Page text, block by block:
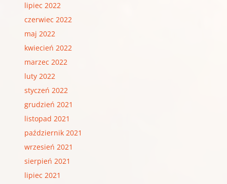
lipiec 2022
czerwiec 2022
maj 2022
kwiecień 2022
marzec 2022
luty 2022
styczeń 2022
grudzień 2021
listopad 2021
październik 2021
wrzesień 2021
sierpień 2021
lipiec 2021